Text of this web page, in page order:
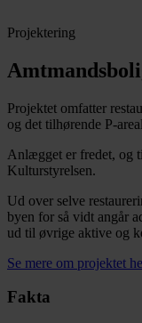
Projektering
Projektet omfatter
og det tilhørende P-
Anlægget er fredet, og
Kulturstyrelsen.
Ud over selve
byen for så vidt angår
ud til øvrige aktive og
Se mere om projektet
Fakta